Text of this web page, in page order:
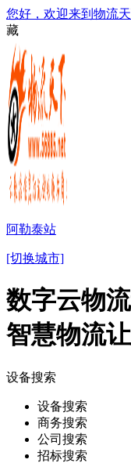
您好，欢迎来到物流
藏
阿勒泰站
[切换城市]
数字云物
智慧物流
设备搜索
设备搜索
商务搜索
公司搜索
招标搜索